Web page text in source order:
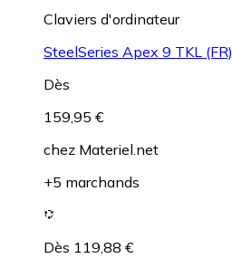
Claviers d'ordinateur
SteelSeries Apex 9 TKL (FR)
Dès
159,95 €
chez Materiel.net
+5 marchands
Dès 119,88 €